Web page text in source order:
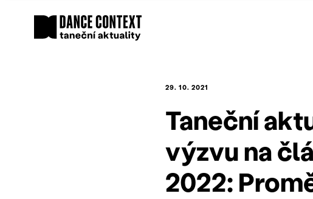
29. 10. 2021
Taneční
výzvu na
2022: